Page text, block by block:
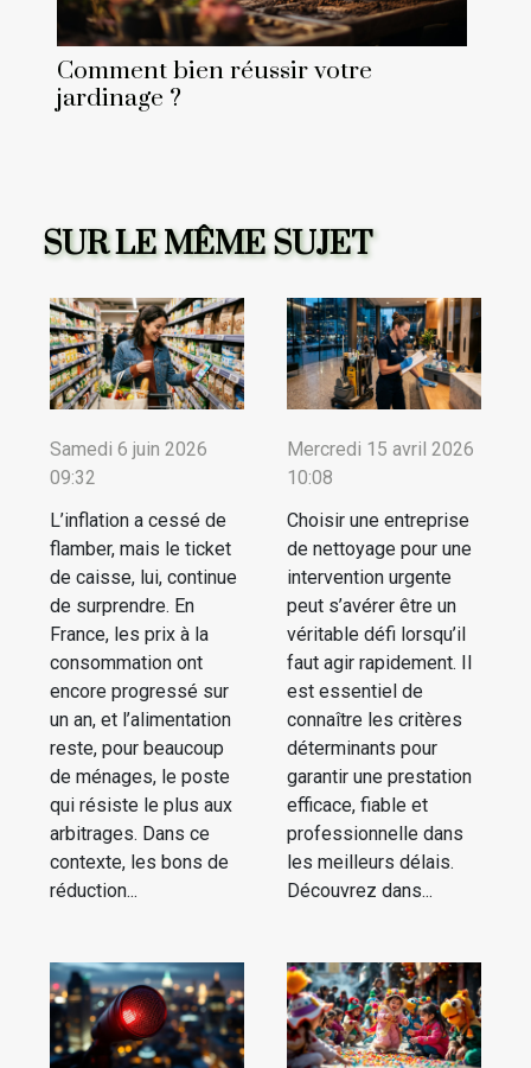
Comment bien réussir votre
jardinage ?
SUR LE MÊME SUJET
Samedi 6 juin 2026
09:32
L’inflation a cessé de
flamber, mais le ticket
de caisse, lui, continue
de surprendre. En
France, les prix à la
consommation ont
encore progressé sur
un an, et l’alimentation
reste, pour beaucoup
de ménages, le poste
qui résiste le plus aux
arbitrages. Dans ce
contexte, les bons de
réduction...
Mercredi 15 avril 2026
10:08
Choisir une entreprise
de nettoyage pour une
intervention urgente
peut s’avérer être un
véritable défi lorsqu’il
faut agir rapidement. Il
est essentiel de
connaître les critères
déterminants pour
garantir une prestation
efficace, fiable et
professionnelle dans
les meilleurs délais.
Découvrez dans...